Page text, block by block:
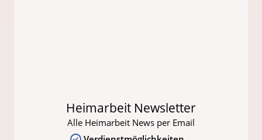
Heimarbeit Newsletter
Alle Heimarbeit News per Email